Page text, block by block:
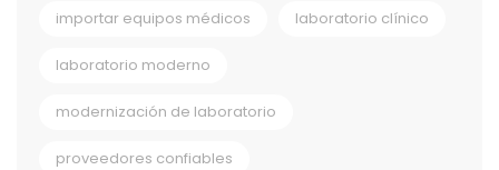
importar equipos médicos laboratorio clínico
laboratorio moderno
modernización de laboratorio
proveedores confiables